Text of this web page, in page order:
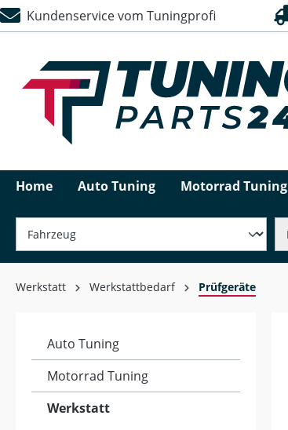
Zur Hauptnavigation springen
Kundenservice vom Tuningprofi
Home Auto Tuning Motorrad Tuning
Werkstatt Werkstattbedarf Prüfgeräte
Auto Tuning
Motorrad Tuning
Werkstatt